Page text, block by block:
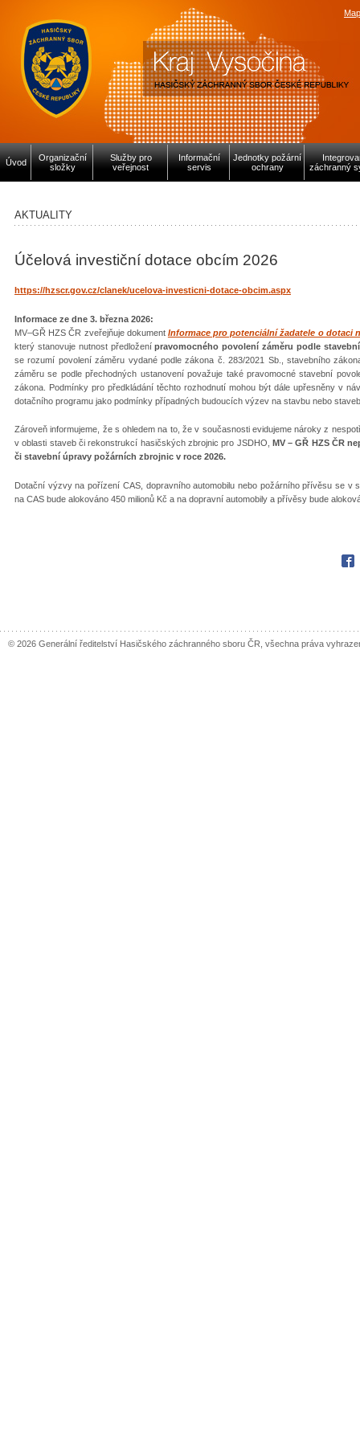
Úvod
Organizační
složky
Služby pro
veřejnost
Informační
servis
Jednotky požární
ochrany
záchranný
AKTUALITY
Účelová investiční dotace obcím 2026
https://hzscr.gov.cz/clanek/ucelova-investicni-dotace-obcim.aspx
Informace ze dne 3. března 2026:
MV–GŘ HZS ČR zveřejňuje dokument Informace pro potenciální žadatele o dotaci
který stanovuje nutnost předloženípravomocného povolení záměru podle
se rozumí povolení záměru vydané podle zákona č. 283/2021 Sb., stavebního
záměru se podle přechodných ustanovení považuje také pravomocné stavební
zákona. Podmínky pro předkládání těchto rozhodnutí mohou být dále upřesněny v
dotačního programu jako podmínky případných budoucích výzev na stavbu nebo
Zároveň informujeme, že s ohledem na to, že v současnosti evidujeme nároky z
v oblasti staveb či rekonstrukcí hasičských zbrojnic pro JSDHO,
MV – GŘ HZS ČR
či stavební úpravy požárních zbrojnic v roce 2026.
Dotační výzvy na pořízení CAS, dopravního automobilu nebo požárního přívěsu se v
na CAS bude alokováno 450 milionů Kč a na dopravní automobily a přívěsy bude
© 2026 Generální ředitelství Hasičského záchranného sboru ČR, všechna práva